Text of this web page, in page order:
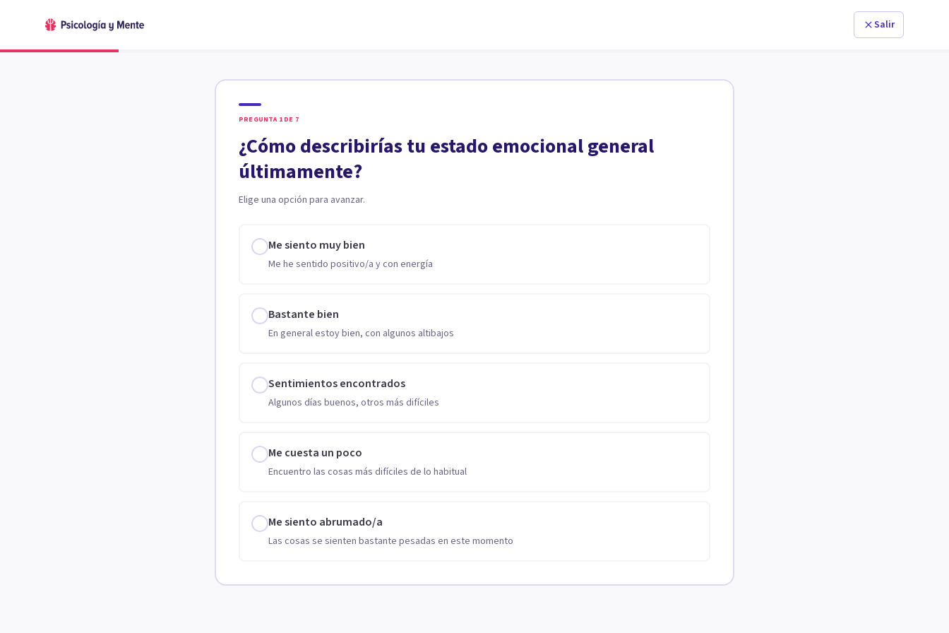
Salir
PREGUNTA 1 DE 7
¿Cómo describirías tu estado emocional general
últimamente?
Elige una opción para avanzar.
Me siento muy bien
Me he sentido positivo/a y con energía
Bastante bien
En general estoy bien, con algunos altibajos
Sentimientos encontrados
Algunos días buenos, otros más difíciles
Me cuesta un poco
Encuentro las cosas más difíciles de lo habitual
Me siento abrumado/a
Las cosas se sienten bastante pesadas en este momento